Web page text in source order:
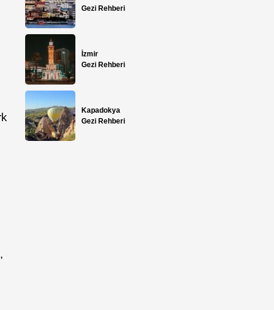
Gezi Rehberi
İzmir
Gezi Rehberi
Kapadokya
Gezi Rehberi